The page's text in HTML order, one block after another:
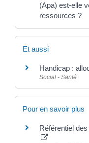
(Apa) est-elle
ressources ?
Et aussi
Handicap :
Social - Santé
Pour en savoir plus
Référentiel